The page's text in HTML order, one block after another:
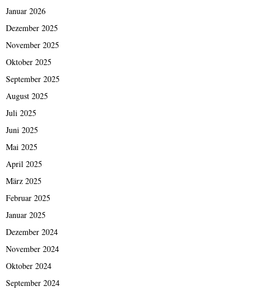
Januar 2026
Dezember 2025
November 2025
Oktober 2025
September 2025
August 2025
Juli 2025
Juni 2025
Mai 2025
April 2025
März 2025
Februar 2025
Januar 2025
Dezember 2024
November 2024
Oktober 2024
September 2024